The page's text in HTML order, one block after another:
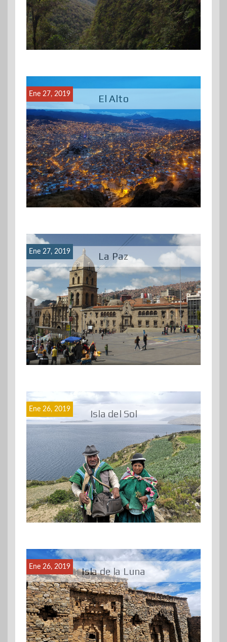
El Alto
Ene 27, 2019
La Paz
Ene 27, 2019
Isla del Sol
Ene 26, 2019
Isla de la Luna
Ene 26, 2019